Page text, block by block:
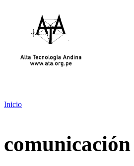
Inicio
comunicación